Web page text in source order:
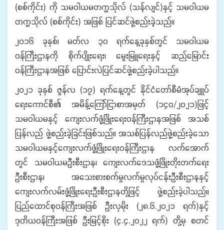
(စစ်ကိုင်း) ကို သမဝါယမတက္ကသိုလ် (သန်လျင်)နှင့် သမဝါယမ
တက္ကသိုလ် (စစ်ကိုင်း) အဖြစ် ပြင်ဆင်ဖွဲ့စည်းခဲ့သည်။
၂၀၁၆ ခုနှစ်၊ မတ်လ ၃၀ ရက်နေ့ခုနှစ်တွင် သမဝါယမ
ဝန်ကြီးဌာနကို စိုက်ပျိုးရေး၊ မွေးမြူရေးနှင့် ဆည်မြောင်း
ဝန်ကြီးဌာနအဖြစ် ပြောင်းလဲပြင်ဆင်ဖွဲ့စည်းခဲ့ပါသည်။
၂၀၂၁ ခုနှစ် ဇွန်လ (၁၇) ရက်နေ့တွင် နိုင်ငံတော်စီမံအုပ်ချူပ်
ရေးကောင်စီ၏ အမိန့်ကြော်ငြာစာအမှတ် (၁၄၀/၂၀၂၁)ဖြင့်
သမဝါယမနှင့် ကျေးလက်ဖွံ့ဖြိုးရေးဝန်ကြီးဌာနအဖြစ် အသစ်
ပြန်လည် ဖွဲ့စည်းခဲ့ခြင်းဖြစ်သည်။ အသစ်ပြန်လည်ဖွဲ့စည်းခဲ့သော
သမဝါယမနှင့်ကျေးလက်ဖွံ့ဖြိုးရေးဝန်ကြီးဌာန လက်အောက်
တွင် သမဝါယမဦးစီးဌာန၊ ကျေးလက်ဒေသဖွံ့ဖြိုးတိုးတက်ရေး
ဦးစီးဌာန၊ အသေးစားစက်မှုလက်မှုလုပ်ငန်းဦးစီးဌာနနှင့်
ကျေးလက်လမ်းဖွံ့ဖြိုးရေးဦးစီးဌာနတို့ဖြင့် ဖွဲ့စည်းခဲ့ပါသည်။
ပြည်ထောင်စုဝန်ကြီးအဖြစ် ဦးလှမိုး (၂၈.၆.၂၀၂၁ ရက်)နှင့်
ဒုတိယဝန်ကြီးအဖြစ် ဦးမြင့်စိုး (၄.၄.၂၀၂၂ ရက်) တို့မှ စတင်